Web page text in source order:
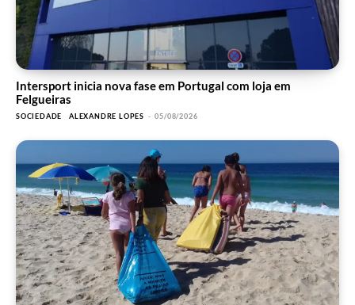
Intersport inicia nova fase em Portugal com loja em
Felgueiras
SOCIEDADE ALEXANDRE LOPES - 05/08/2026